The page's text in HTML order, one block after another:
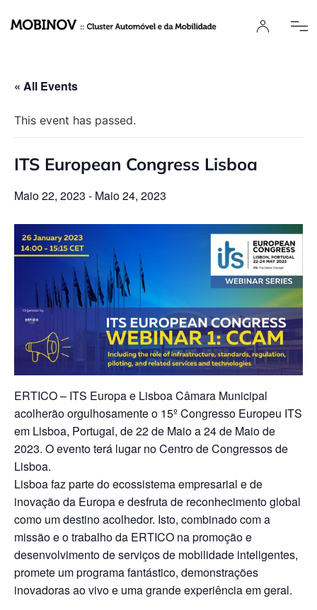
« All Events
This event has passed.
ITS European Congress Lisboa
Maio 22, 2023 - Maio 24, 2023
ERTICO – ITS Europa e Lisboa Câmara Municipal
acolherão orgulhosamente o 15º Congresso Europeu ITS
em Lisboa, Portugal, de 22 de Maio a 24 de Maio de
2023. O evento terá lugar no Centro de Congressos de
Lisboa.
Lisboa faz parte do ecossistema empresarial e de
inovação da Europa e desfruta de reconhecimento global
como um destino acolhedor. Isto, combinado com a
missão e o trabalho da ERTICO na promoção e
desenvolvimento de serviços de mobilidade inteligentes,
promete um programa fantástico, demonstrações
inovadoras ao vivo e uma grande experiência em geral.